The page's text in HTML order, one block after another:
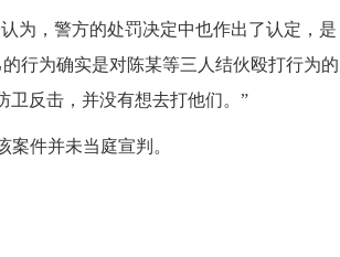
为，警方的处罚决定中也作出了认定，是
行为确实是对陈某等三人结伙殴打行为的
卫反击，并没有想去打他们。”
件并未当庭宣判。